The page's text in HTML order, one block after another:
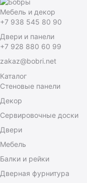
Мебель и декор
+7 938 545 80 90
Двери и панели
+7 928 880 60 99
zakaz@bobri.net
Каталог
Стеновые панели
Декор
Сервировочные доски
Двери
Мебель
Балки и рейки
Дверная фурнитура